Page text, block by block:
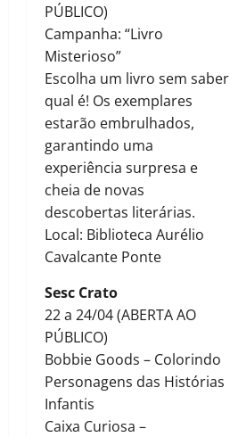
PÚBLICO)
Campanha: “Livro
Misterioso”
Escolha um livro sem saber
qual é! Os exemplares
estarão embrulhados,
garantindo uma
experiência surpresa e
cheia de novas
descobertas literárias.
Local: Biblioteca Aurélio
Cavalcante Ponte
Sesc Crato
22 a 24/04 (ABERTA AO
PÚBLICO)
Bobbie Goods – Colorindo
Personagens das Histórias
Infantis
Caixa Curiosa –